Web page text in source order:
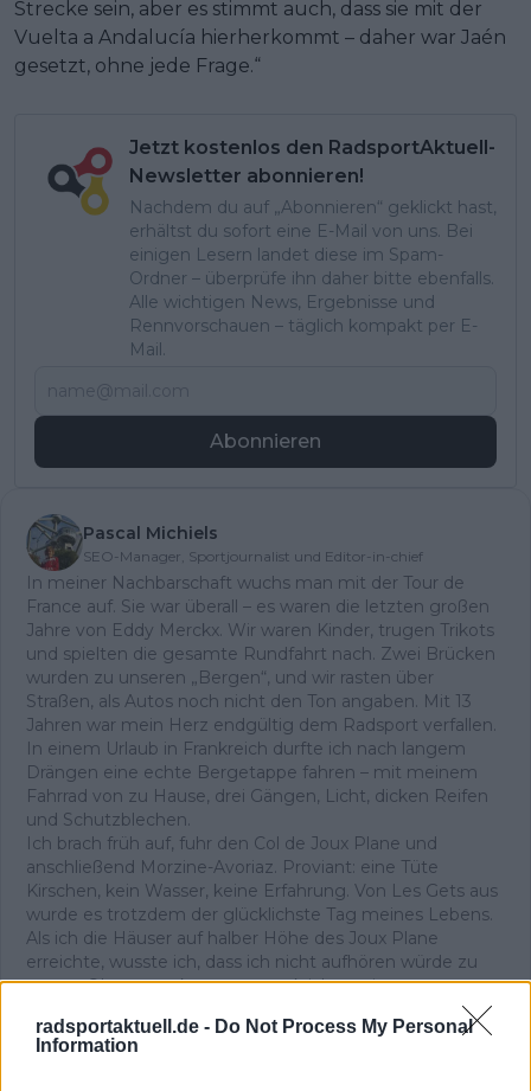
radsportaktuell.de - Do Not Process My Personal
Information
Strecke sein, aber es stimmt auch, dass sie mit der
Vuelta a Andalucía hierherkommt – daher war Jaén
gesetzt, ohne jede Frage.“
Jetzt kostenlos den RadsportAktuell-
Newsletter abonnieren!
Nachdem du auf „Abonnieren“ geklickt hast,
erhältst du sofort eine E-Mail von uns. Bei
einigen Lesern landet diese im Spam-
Ordner – überprüfe ihn daher bitte ebenfalls.
Alle wichtigen News, Ergebnisse und
Rennvorschauen – täglich kompakt per E-
Mail.
Abonnieren
Pascal Michiels
SEO-Manager, Sportjournalist und Editor-in-chief
In meiner Nachbarschaft wuchs man mit der Tour de
France auf. Sie war überall – es waren die letzten großen
Jahre von Eddy Merckx. Wir waren Kinder, trugen Trikots
und spielten die gesamte Rundfahrt nach. Zwei Brücken
wurden zu unseren „Bergen“, und wir rasten über
Straßen, als Autos noch nicht den Ton angaben. Mit 13
Jahren war mein Herz endgültig dem Radsport verfallen.
In einem Urlaub in Frankreich durfte ich nach langem
Drängen eine echte Bergetappe fahren – mit meinem
Fahrrad von zu Hause, drei Gängen, Licht, dicken Reifen
und Schutzblechen.
Ich brach früh auf, fuhr den Col de Joux Plane und
anschließend Morzine-Avoriaz. Proviant: eine Tüte
Kirschen, kein Wasser, keine Erfahrung. Von Les Gets aus
wurde es trotzdem der glücklichste Tag meines Lebens.
Als ich die Häuser auf halber Höhe des Joux Plane
erreichte, wusste ich, dass ich nicht aufhören würde zu
treten. Oben angekommen trank ich an einem
Baumstamm – und spürte eine Freude, die ich bis heute
mit dem Radsport verbinde. Im Tal stand die
Entscheidung an: zurück oder weiter nach Avoriaz. Ich